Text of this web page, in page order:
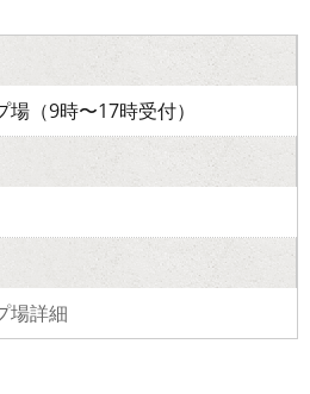
（9時〜17時受付）
場詳細